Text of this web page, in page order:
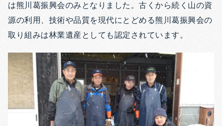
は熊川葛振興会のみとなりました。古くから続く山の資
源の利用、技術や品質を現代にとどめる熊川葛振興会の
取り組みは林業遺産としても認定されています。